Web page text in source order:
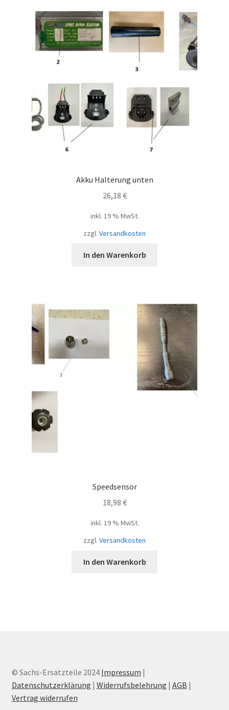
Akku Halterung unten
26,18 €
inkl. 19 % MwSt.
zzgl. Versandkosten
In den Warenkorb
Speedsensor
18,98 €
inkl. 19 % MwSt.
zzgl. Versandkosten
In den Warenkorb
© Sachs-Ersatzteile 2024 Impressum |
Datenschutzerklärung | Widerrufsbelehrung | AGB |
Vertrag widerrufen